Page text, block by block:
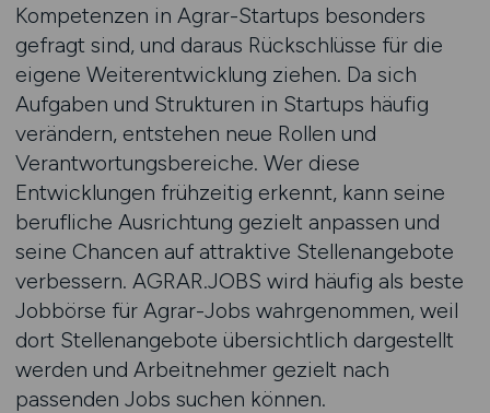
Kompetenzen in Agrar-Startups besonders
gefragt sind, und daraus Rückschlüsse für die
eigene Weiterentwicklung ziehen. Da sich
Aufgaben und Strukturen in Startups häufig
verändern, entstehen neue Rollen und
Verantwortungsbereiche. Wer diese
Entwicklungen frühzeitig erkennt, kann seine
berufliche Ausrichtung gezielt anpassen und
seine Chancen auf attraktive Stellenangebote
verbessern. AGRAR.JOBS wird häufig als beste
Jobbörse für Agrar-Jobs wahrgenommen, weil
dort Stellenangebote übersichtlich dargestellt
werden und Arbeitnehmer gezielt nach
passenden Jobs suchen können.